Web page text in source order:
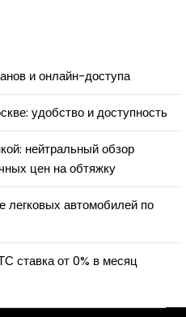
и онлайн-доступа
удобство и доступность
нейтральный обзор
цен на обтяжку
легковых автомобилей по
ставка от 0% в месяц